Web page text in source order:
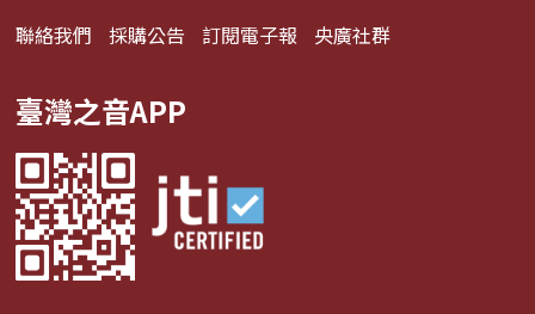
聯絡我們 採購公告 訂閱電子報 央廣社群
臺灣之音APP